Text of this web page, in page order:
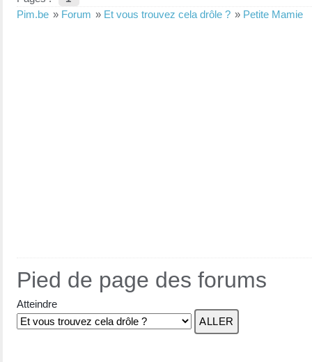
Pim.be » Forum » Et vous trouvez cela drôle ? » Petite Mamie
Pied de page des forums
Atteindre